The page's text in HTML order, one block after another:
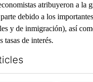
atribuyeron a la
debido a los
y de inmigración), así
tasas de interés.